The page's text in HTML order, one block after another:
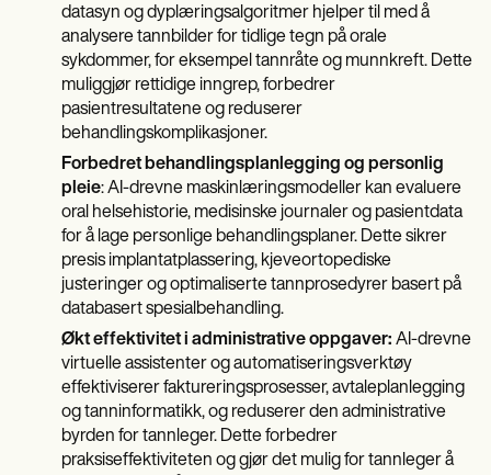
datasyn og dyplæringsalgoritmer hjelper til med å
analysere tannbilder for tidlige tegn på orale
sykdommer, for eksempel tannråte og munnkreft. Dette
muliggjør rettidige inngrep, forbedrer
pasientresultatene og reduserer
behandlingskomplikasjoner.
Forbedret behandlingsplanlegging og personlig
pleie: AI-drevne maskinlæringsmodeller kan evaluere
oral helsehistorie, medisinske journaler og pasientdata
for å lage personlige behandlingsplaner. Dette sikrer
presis implantatplassering, kjeveortopediske
justeringer og optimaliserte tannprosedyrer basert på
databasert spesialbehandling.
Økt effektivitet i administrative oppgaver: AI-drevne
virtuelle assistenter og automatiseringsverktøy
effektiviserer faktureringsprosesser, avtaleplanlegging
og tanninformatikk, og reduserer den administrative
byrden for tannleger. Dette forbedrer
praksiseffektiviteten og gjør det mulig for tannleger å